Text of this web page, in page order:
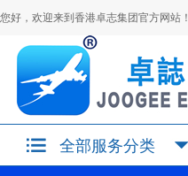
您好，欢迎来到香港卓志集团官方网站！
全部服务分类